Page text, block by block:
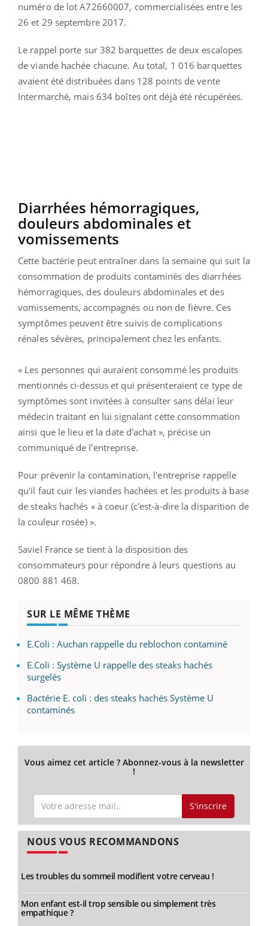
numéro de lot A72660007, commercialisées entre les
26 et 29 septembre 2017.
Le rappel porte sur 382 barquettes de deux escalopes
de viande hachée chacune. Au total, 1 016 barquettes
avaient été distribuées dans 128 points de vente
Intermarché, mais 634 boîtes ont déjà été récupérées.
Diarrhées hémorragiques,
douleurs abdominales et
vomissements
Cette bactérie peut entraîner dans la semaine qui suit la
consommation de produits contaminés des diarrhées
hémorragiques, des douleurs abdominales et des
vomissements, accompagnés ou non de fièvre. Ces
symptômes peuvent être suivis de complications
rénales sévères, principalement chez les enfants.
« Les personnes qui auraient consommé les produits
mentionnés ci-dessus et qui présenteraient ce type de
symptômes sont invitées à consulter sans délai leur
médecin traitant en lui signalant cette consommation
ainsi que le lieu et la date d'achat », précise un
communiqué de l'entreprise.
Pour prévenir la contamination, l'entreprise rappelle
qu'il faut cuir les viandes hachées et les produits à base
de steaks hachés « à coeur (c'est-à-dire la disparition de
la couleur rosée) ».
Saviel France se tient à la disposition des
consommateurs pour répondre à leurs questions au
0800 881 468.
SUR LE MÊME THÈME
E.Coli : Auchan rappelle du reblochon contaminé
E.Coli : Système U rappelle des steaks hachés
surgelés
Bactérie E. coli : des steaks hachés Système U
contaminés
Vous aimez cet article ? Abonnez-vous à la newsletter
!
S'inscrire
NOUS VOUS RECOMMANDONS
Les troubles du sommeil modifient votre cerveau !
Mon enfant est-il trop sensible ou simplement très
empathique ?